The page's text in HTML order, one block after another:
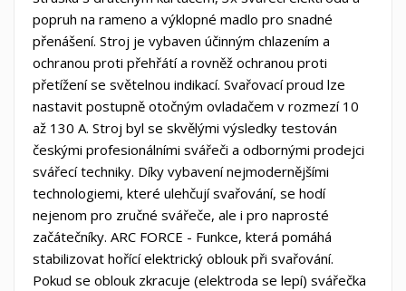
popruh na rameno a výklopné madlo pro snadné
přenášení. Stroj je vybaven účinným chlazením a
ochranou proti přehřátí a rovněž ochranou proti
přetížení se světelnou indikací. Svařovací proud lze
nastavit postupně otočným ovladačem v rozmezí 10
až 130 A. Stroj byl se skvělými výsledky testován
českými profesionálními svářeči a odbornými prodejci
svářecí techniky. Díky vybavení nejmodernějšími
technologiemi, které ulehčují svařování, se hodí
nejenom pro zručné svářeče, ale i pro naprosté
začátečníky. ARC FORCE - Funkce, která pomáhá
stabilizovat hořící elektrický oblouk při svařování.
Pokud se oblouk zkracuje (elektroda se lepí) svářečka